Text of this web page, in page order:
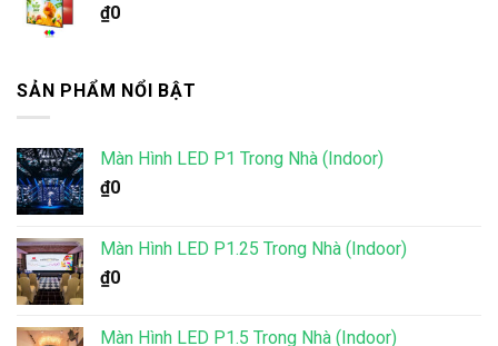
₫0
SẢN PHẨM NỔI BẬT
Màn Hình LED P1 Trong Nhà (Indoor)
₫0
Màn Hình LED P1.25 Trong Nhà (Indoor)
₫0
Màn Hình LED P1.5 Trong Nhà (Indoor)